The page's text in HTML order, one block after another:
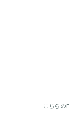
こちらの